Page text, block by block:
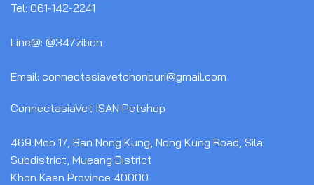
Tel: 061-142-2241
Line@: @347zibcn
Email: connectasiavetchonburi@gmail.com
ConnectasiaVet ISAN Petshop
469 Moo 17, Ban Nong Kung, Nong Kung Road, Sila
Subdistrict, Mueang District
Khon Kaen Province 40000